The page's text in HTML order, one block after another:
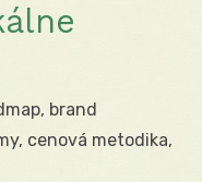
brand
cenová metodika,